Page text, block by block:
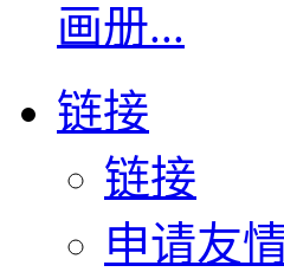
画册...
链接
链接
申请友